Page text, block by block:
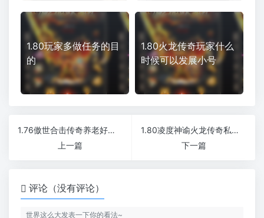
1.80玩家多做任务的目
的
1.80火龙传奇玩家什么
时候可以发展小号
1.76傲世合击传奇养老好服宠物蛋版
上一篇
1.80凌度神谕火龙传奇私服纯广告散人服
下一篇
评论（没有评论）